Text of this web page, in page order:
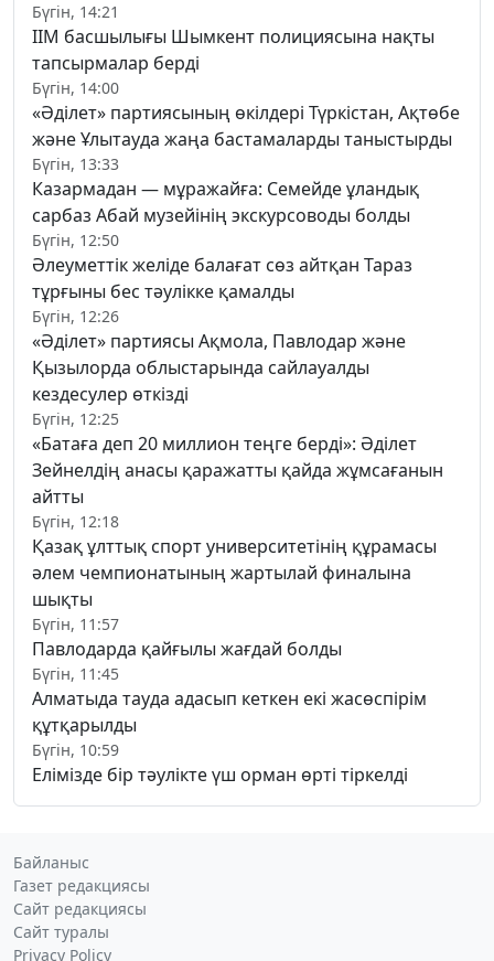
Бүгін, 14:21
ІІМ басшылығы Шымкент полициясына нақты
тапсырмалар берді
Бүгін, 14:00
«Әділет» партиясының өкілдері Түркістан, Ақтөбе
және Ұлытауда жаңа бастамаларды таныстырды
Бүгін, 13:33
Казармадан — мұражайға: Семейде ұландық
сарбаз Абай музейінің экскурсоводы болды
Бүгін, 12:50
Әлеуметтік желіде балағат сөз айтқан Тараз
тұрғыны бес тәулікке қамалды
Бүгін, 12:26
«Әділет» партиясы Ақмола, Павлодар және
Қызылорда облыстарында сайлауалды
кездесулер өткізді
Бүгін, 12:25
«Батаға деп 20 миллион теңге берді»: Әділет
Зейнелдің анасы қаражатты қайда жұмсағанын
айтты
Бүгін, 12:18
Қазақ ұлттық спорт университетінің құрамасы
әлем чемпионатының жартылай финалына
шықты
Бүгін, 11:57
Павлодарда қайғылы жағдай болды
Бүгін, 11:45
Алматыда тауда адасып кеткен екі жасөспірім
құтқарылды
Бүгін, 10:59
Елімізде бір тәулікте үш орман өрті тіркелді
Байланыс
Газет редакциясы
Сайт редакциясы
Сайт туралы
Privacy Policy